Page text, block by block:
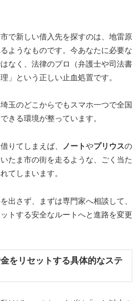
で新しい借入先を探すのは、地雷原
ようなものです。今あなたに必要な
なく、法律のプロ（弁護士や司法書
」という正しい止血処置です。
玉のどこからでもスマホ一つで全国
きる環境が整っています。
りてしまえば、 ノートやプリウスの
たま市の街を走るような、ごく当た
てしまいます。
出さず、まずは専門家へ相談して、
トする安全なルートへと進路を変更
をリセットする具体的なステ